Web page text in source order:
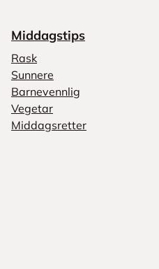
Middagstips
Rask
Sunnere
Barnevennlig
Vegetar
Middagsretter